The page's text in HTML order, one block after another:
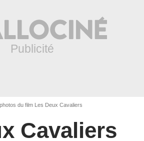
du film Les Deux Cavaliers
Cavaliers